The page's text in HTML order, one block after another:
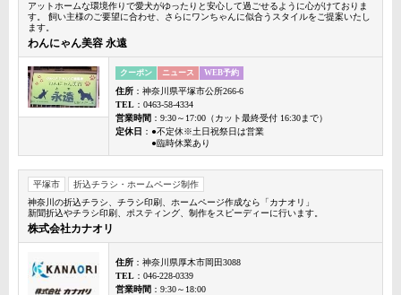
アットホームな環境作りで愛犬がゆったりと安心して過ごせるように心がけておりま
す。 飼い主様のご要望に合わせ、さらにワンちゃんに似合うスタイルをご提案いたし
ます。
わんにゃん美容 永遠
クーポン ニュース WEB予約
住所 ：神奈川県平塚市公所266-6
TEL ：0463-58-4334
営業時間 ：9:30～17:00（カット最終受付 16:30まで）
定休日 ：●不定休※土日祝祭日は営業
●臨時休業あり
平塚市
折込チラシ・ホームページ制作
神奈川の折込チラシ、チラシ印刷、ホームページ作成なら「カナオリ」
新聞折込やチラシ印刷、ポスティング、制作をスピーディーに行います。
株式会社カナオリ
住所 ：神奈川県厚木市岡田3088
TEL ：046-228-0339
営業時間 ：9:30～18:00